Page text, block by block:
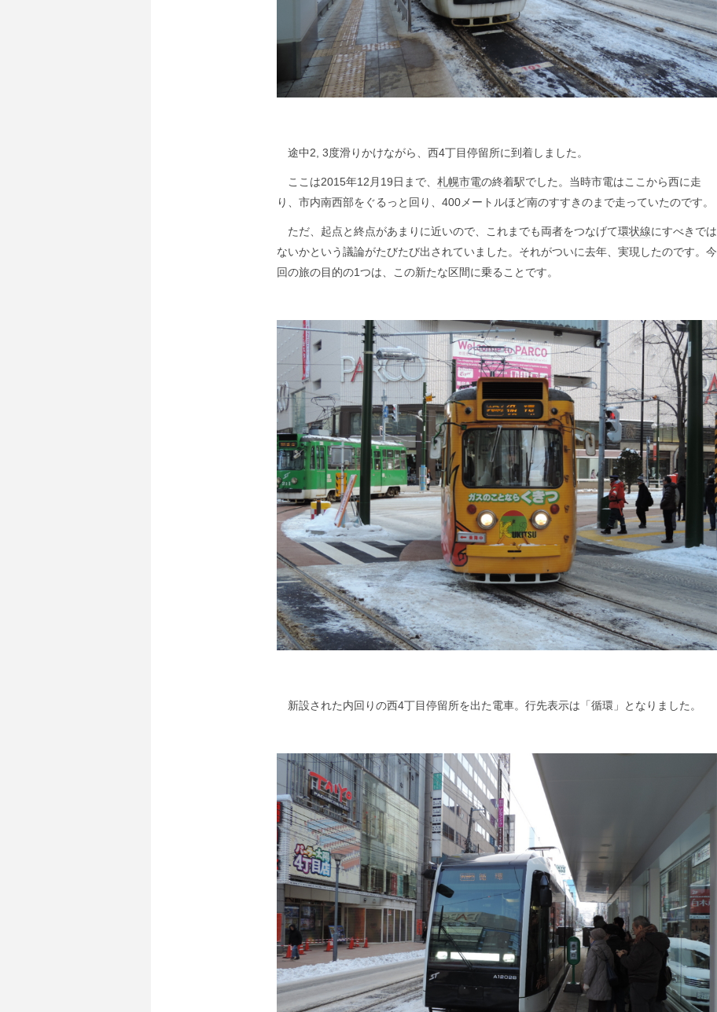
途中2, 3度滑りかけながら、西4丁目停留所に到着しました。
ここは2015年12月19日まで、 札幌市電の終着駅でした。当時市電はここから西に走
り、市内南西部をぐるっと回り、400メートルほど南のすすきのまで走っていたのです。
ただ、起点と終点があまりに近いので、これまでも両者をつなげて環状線にすべきでは
ないかという議論がたびたび出されていました。それがついに去年、実現したのです。今
回の旅の目的の1つは、この新たな区間に乗ることです。
新設された内回りの西4丁目停留所を出た電車。行先表示は「循環」となりました。